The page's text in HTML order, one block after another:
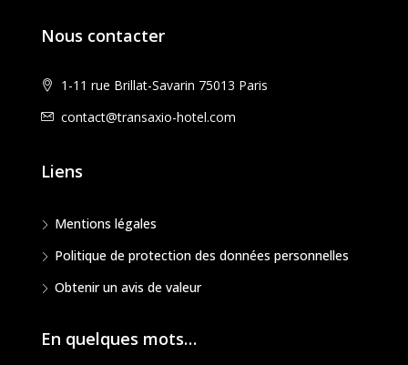
Nous contacter
1-11 rue Brillat-Savarin 75013 Paris
contact@transaxio-hotel.com
Liens
Mentions légales
Politique de protection des données personnelles
Obtenir un avis de valeur
En quelques mots…